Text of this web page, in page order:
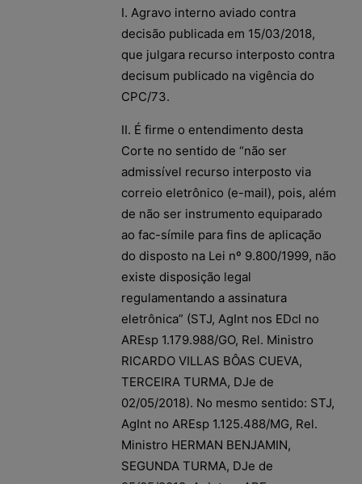
I. Agravo interno aviado contra
decisão publicada em 15/03/2018,
que julgara recurso interposto contra
decisum publicado na vigência do
CPC/73.
II. É firme o entendimento desta
Corte no sentido de “não ser
admissível recurso interposto via
correio eletrônico (e-mail), pois, além
de não ser instrumento equiparado
ao fac-símile para fins de aplicação
do disposto na Lei nº 9.800/1999, não
existe disposição legal
regulamentando a assinatura
eletrônica” (STJ, AgInt nos EDcl no
AREsp 1.179.988/GO, Rel. Ministro
RICARDO VILLAS BÔAS CUEVA,
TERCEIRA TURMA, DJe de
02/05/2018). No mesmo sentido: STJ,
AgInt no AREsp 1.125.488/MG, Rel.
Ministro HERMAN BENJAMIN,
SEGUNDA TURMA, DJe de